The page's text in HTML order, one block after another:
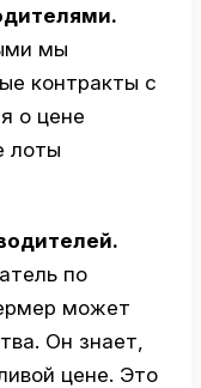
мы
контракты с
о цене
лоты
по
может
Он знает,
цене. Это